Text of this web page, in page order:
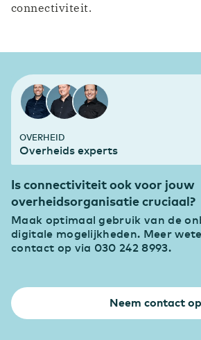
connectiviteit.
OVERHEID
Overheids experts
Is connectiviteit ook voor jouw
overheidsorganisatie cruciaal?
Maak optimaal gebruik van de
digitale mogelijkheden. Meer
contact op via 030 242 8993.
Neem contact op